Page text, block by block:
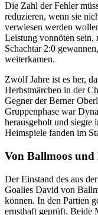
Die Zahl der Fehler
reduzieren, wenn sie
verwiesen werden
Leistung vonnöten sein,
Schachtar 2:0
weiterkamen.
Zwölf Jahre ist es her,
Herbstmärchen in der
Gegner der Berner
Gruppenphase war
herausgeholt und siegte
Heimspiele fanden im
Von Ballmoos und
Der Einstand des aus
Goalies David von
können. In den Partien
ernsthaft geprüft. Beide